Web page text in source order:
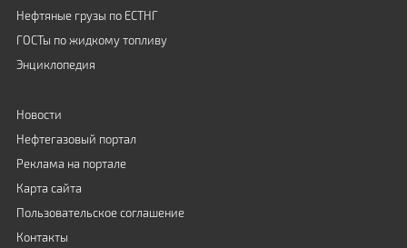
Нефтяные грузы по ЕСТНГ
ГОСТы по жидкому топливу
Энциклопедия
Новости
Нефтегазовый портал
Реклама на портале
Карта сайта
Пользовательское соглашение
Контакты